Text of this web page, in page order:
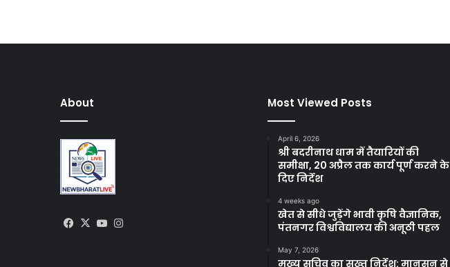
About
Facebook
X YouTube
Most Viewed Posts
April 6, 2026
श्री बदरीनाथ धाम में तैयारियों की
समीक्षा, 20 अप्रैल तक कार्य पूर्ण करने के
दिए निर्देश
4 weeks ago
खेत से सीधे जुड़ेंगे भावी कृषि वैज्ञानिक,
पंतनगर विश्वविद्यालय की अनूठी पहल
May 7, 2026
मुख्य सचिव का सख्त निर्देश: मानसून से